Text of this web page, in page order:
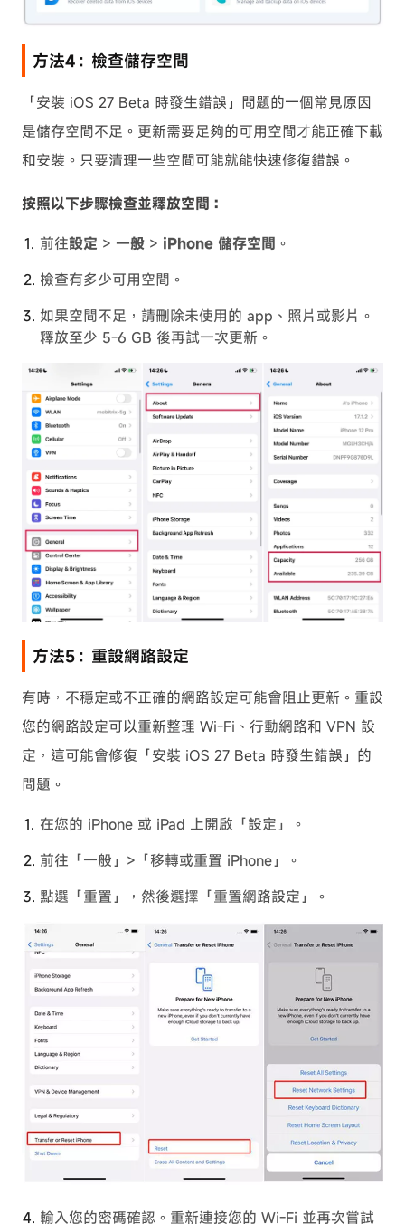
方法4：檢查儲存空間
「安裝 iOS 27 Beta 時發生錯誤」問題的一個常見原因
是儲存空間不足。更新需要足夠的可用空間才能正確下載
和安裝。只要清理一些空間可能就能快速修復錯誤。
按照以下步驟檢查並釋放空間：
前往設定 > 一般 > iPhone 儲存空間 。
檢查有多少可用空間。
如果空間不足，請刪除未使用的 app、照片或影片。
釋放至少 5-6 GB 後再試一次更新。
方法5：重設網路設定
有時，不穩定或不正確的網路設定可能會阻止更新。重設
您的網路設定可以重新整理 Wi-Fi、行動網路和 VPN 設
定，這可能會修復「安裝 iOS 27 Beta 時發生錯誤」的
問題。
在您的 iPhone 或 iPad 上開啟「設定」。
前往「一般」>「移轉或重置 iPhone」。
點選「重置」，然後選擇「重置網路設定」。
輸入您的密碼確認。重新連接您的 Wi-Fi 並再次嘗試